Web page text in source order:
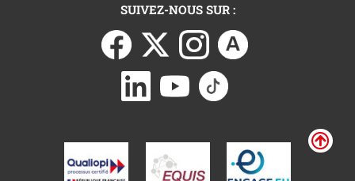
SUIVEZ-NOUS SUR :